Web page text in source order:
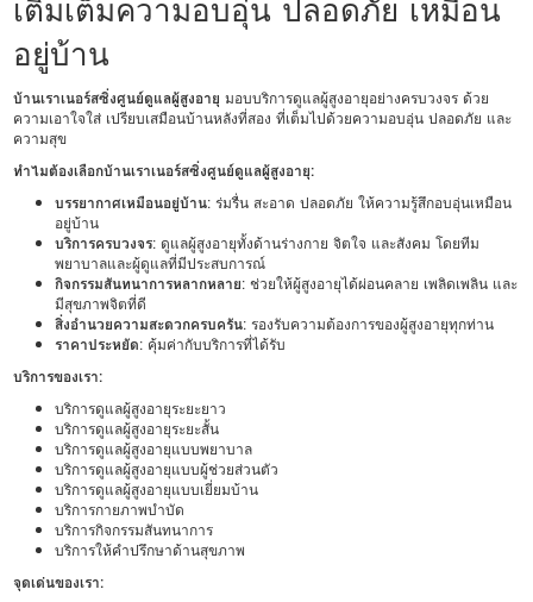
เติมเต็มความอบอุ่น ปลอดภัย เหมือน
อยู่บ้าน
บ้านเราเนอร์สซิ่งศูนย์ดูแลผู้สูงอายุ มอบบริการดูแลผู้สูงอายุอย่างครบวงจร ด้วย
ความเอาใจใส่ เปรียบเสมือนบ้านหลังที่สอง ที่เต็มไปด้วยความอบอุ่น ปลอดภัย และ
ความสุข
ทำไมต้องเลือกบ้านเราเนอร์สซิ่งศูนย์ดูแลผู้สูงอายุ:
บรรยากาศเหมือนอยู่บ้าน: ร่มรื่น สะอาด ปลอดภัย ให้ความรู้สึกอบอุ่นเหมือน
อยู่บ้าน
บริการครบวงจร: ดูแลผู้สูงอายุทั้งด้านร่างกาย จิตใจ และสังคม โดยทีม
พยาบาลและผู้ดูแลที่มีประสบการณ์
กิจกรรมสันทนาการหลากหลาย: ช่วยให้ผู้สูงอายุได้ผ่อนคลาย เพลิดเพลิน และ
มีสุขภาพจิตที่ดี
สิ่งอำนวยความสะดวกครบครัน: รองรับความต้องการของผู้สูงอายุทุกท่าน
ราคาประหยัด: คุ้มค่ากับบริการที่ได้รับ
บริการของเรา:
บริการดูแลผู้สูงอายุระยะยาว
บริการดูแลผู้สูงอายุระยะสั้น
บริการดูแลผู้สูงอายุแบบพยาบาล
บริการดูแลผู้สูงอายุแบบผู้ช่วยส่วนตัว
บริการดูแลผู้สูงอายุแบบเยี่ยมบ้าน
บริการกายภาพบำบัด
บริการกิจกรรมสันทนาการ
บริการให้คำปรึกษาด้านสุขภาพ
จุดเด่นของเรา: